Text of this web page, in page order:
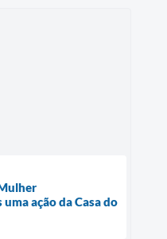
ação da Casa do